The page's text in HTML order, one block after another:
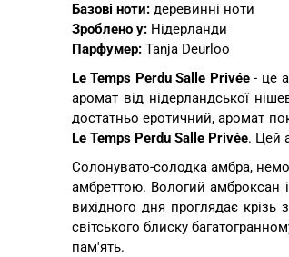
Базові ноти:деревинні ноти
Зроблено у:Нідерланди
Парфумер:Tanja Deurloo
Le Temps Perdu Salle Privée- це
аромат від нідерландської
достатньо еротичний, аромат
Le Temps Perdu Salle Privée. Цей
Солонувато-солодка амбра,
амбреттою. Вологий амброксан
вихідного дня проглядає
світського блиску
пам'ять.